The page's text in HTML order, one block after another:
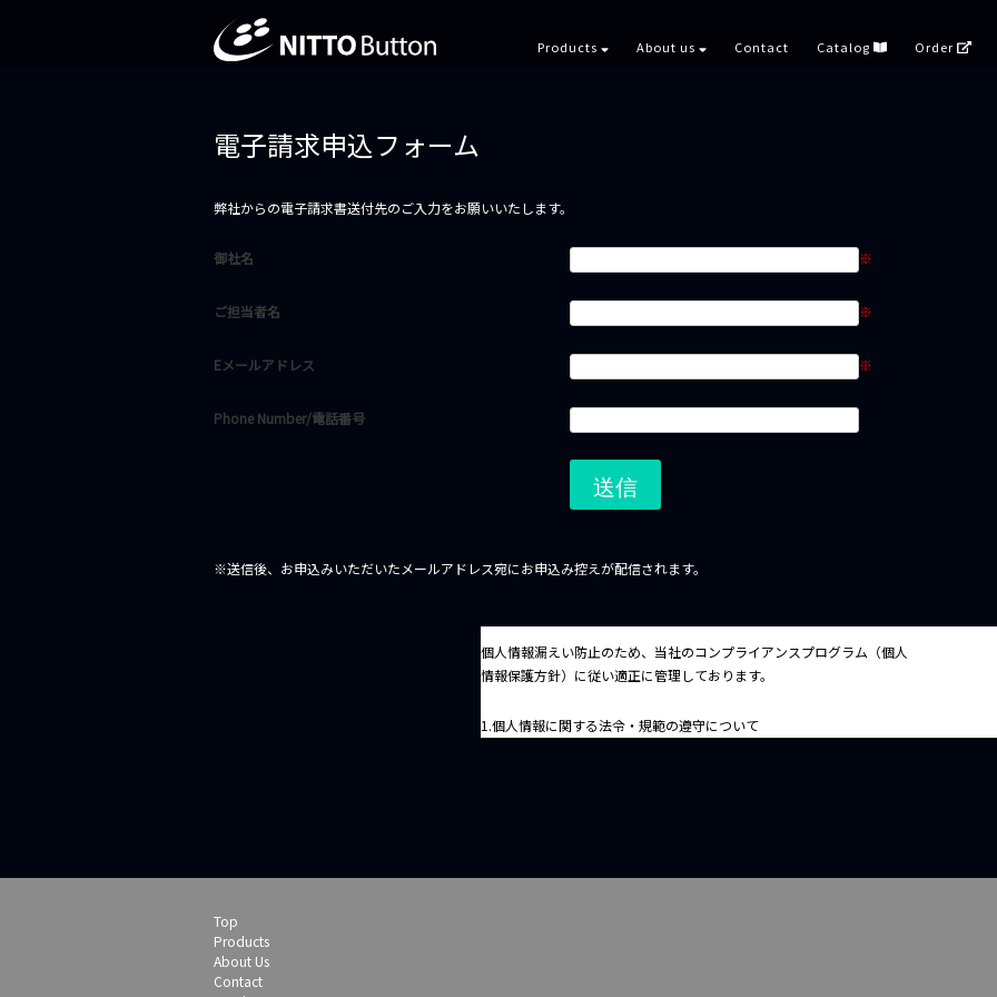
Products About us Contact Catalog Order
電子請求申込フォーム
弊社からの電子請求書送付先のご入力をお願いいたします。
御社名 ※
ご担当者名 ※
Eメールアドレス ※
Phone Number/電話番号
※送信後、お申込みいただいたメールアドレス宛にお申込み控えが配信されます。
個人情報漏えい防止のため、当社のコンプライアンスプログラム（個人
情報保護方針）に従い適正に管理しております。
1.個人情報に関する法令・規範の遵守について
Top
Products
About Us
Contact